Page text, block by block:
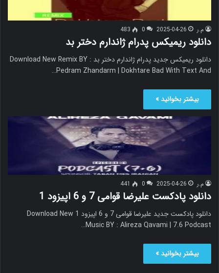
م.ر 2025-04-26
0
483
دانلود ریمیکس پدرام ژاندارم دختر بد
دانلود ریمیکس جدید پدرام ژاندارم دختر بد Download New Remix BY :
Pedram Zhandarm | Dokhtare Bad With Text And…
بیشتر بخوانید »
م.ر 2025-04-26
0
441
دانلود پادکست علیرضا قوامی 7 و 6 اپیزود 1
دانلود پادکست جدید علیرضا قوامی 7 و 6 اپیزود 1 Download New
Music BY : Alireza Qavami | 7.6 Podcast…
بیشتر بخوانید »